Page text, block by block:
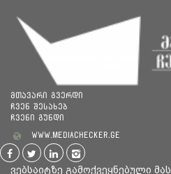
მთავარი გვერდი
ჩვენ შესახებ
ჩვენი გუნდი
www.mediachecker.ge
ვებსაიტზე გამოქვეყნებული